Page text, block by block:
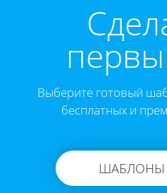
Выберите готовый
бесплатных и
ШАБЛОНЫ